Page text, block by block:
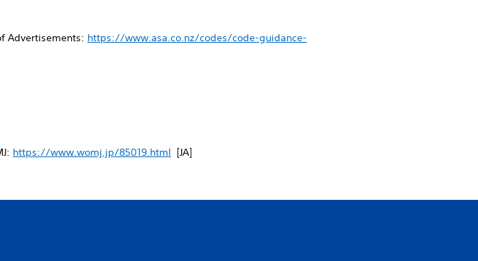
Advertisements: https://www.asa.co.nz/codes/code-guidance-
https://www.womj.jp/85019.html [JA]